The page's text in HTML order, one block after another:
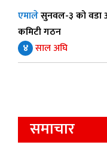
एमालेसुनवल-३ को वडा
कमिटी गठन
४ साल अघि
समाचार